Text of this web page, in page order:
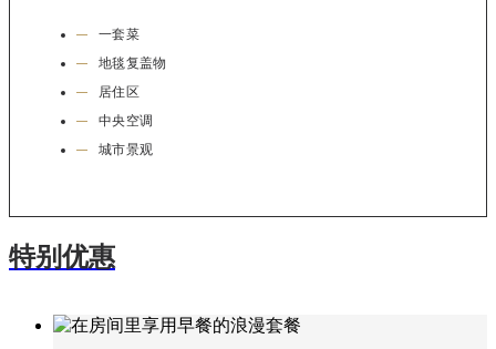
一套菜
地毯复盖物
居住区
中央空调
城市景观
特别优惠